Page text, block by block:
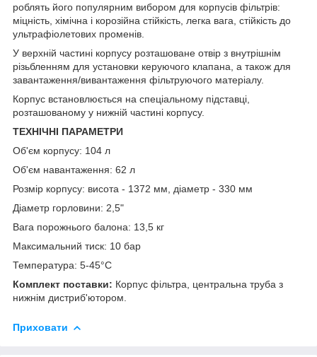
роблять його популярним вибором для корпусів фільтрів:
міцність, хімічна і корозійна стійкість, легка вага, стійкість до
ультрафіолетових променів.
У верхній частині корпусу розташоване отвір з внутрішнім
різьбленням для установки керуючого клапана, а також для
завантаження/вивантаження фільтруючого матеріалу.
Корпус встановлюється на спеціальному підставці,
розташованому у нижній частині корпусу.
ТЕХНІЧНІ ПАРАМЕТРИ
Об'єм корпусу: 104 л
Об'єм навантаження: 62 л
Розмір корпусу: висота - 1372 мм, діаметр - 330 мм
Діаметр горловини: 2,5"
Вага порожнього балона: 13,5 кг
Максимальний тиск: 10 бар
Температура: 5-45°С
Комплект поставки: Корпус фільтра, центральна труба з
нижнім дистриб'ютором.
Приховати